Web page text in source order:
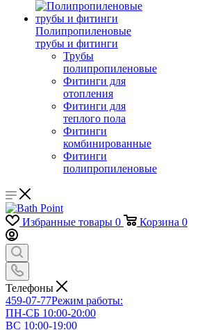
Полипропиленовые
трубы и фитинги
Трубы
полипропиленовые
Фитинги для
отопления
Фитинги для
теплого пола
Фитинги
комбинированные
Фитинги
полипропиленовые
Избранные товары 0 Корзина 0
Телефоны
459-07-77Режим работы:
ПН-СБ 10:00-20:00
ВС 10:00-19:00